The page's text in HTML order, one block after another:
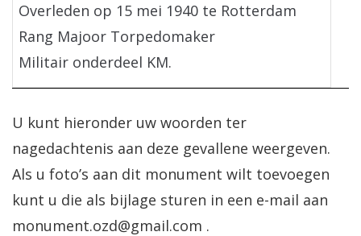
Overleden op 15 mei 1940 te Rotterdam
Rang Majoor Torpedomaker
Militair onderdeel KM.
U kunt hieronder uw woorden ter
nagedachtenis aan deze gevallene weergeven.
Als u foto’s aan dit monument wilt toevoegen
kunt u die als bijlage sturen in een e-mail aan
monument.ozd@gmail.com .